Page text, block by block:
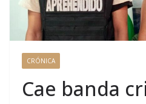
CRÓNICA
Cae banda